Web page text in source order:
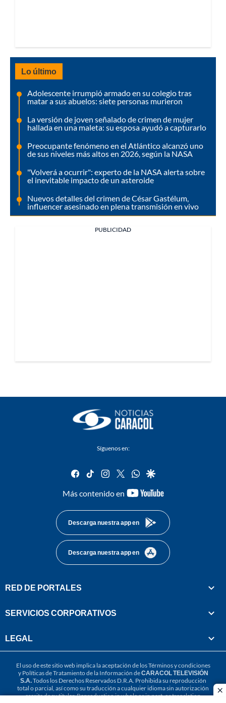
Lo último
Adolescente irrumpió armado en su colegio tras
matar a sus abuelos: siete personas murieron
La versión de joven señalado de crimen de mujer
hallada en una maleta: su esposa ayudó a capturarlo
Preocupante fenómeno en el Atlántico alcanzó uno
de sus niveles más altos en 2026, según la NASA
"Volverá a ocurrir": experto de la NASA alerta sobre
el inevitable impacto de un asteroide
Nuevos detalles del crimen de César Gastélum,
influencer asesinado en plena transmisión en vivo
PUBLICIDAD
Síguenos en:
facebook
tiktok instagram
twitterwhatsapp
google
Más contenido en
youtube-
Descarga nuestra app en
Descarga nuestra app en
RED DE PORTALES
SERVICIOS CORPORATIVOS
LEGAL
El uso de este sitio web implica la aceptación de losTérminos y condiciones
y Políticas de Tratamiento de la Información deCARACOL TELEVISIÓN
S.A.Todos los Derechos Reservados D.R.A. Prohibida su reproducción
total o parcial, así como su traducción a cualquier idioma sin autorización
escrita de su titular. Reproduction in whole or in part, or translation